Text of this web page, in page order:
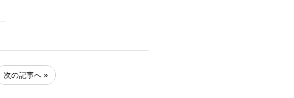
次の記事へ »